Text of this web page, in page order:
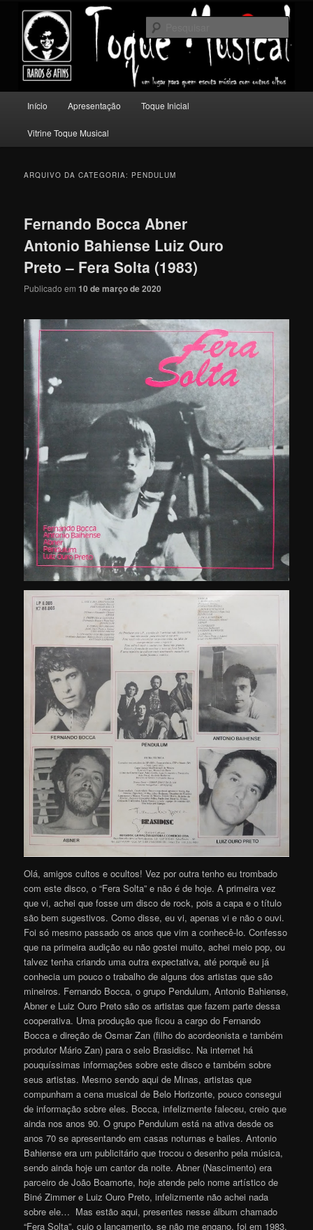
conteúdo
principal
conteúdo
secundário
Toque Musical
Um lugar para quem escuta música com outros olhos.
principal
Início Apresentação Toque Inicial
Vitrine Toque Musical
ARQUIVO DA CATEGORIA: PENDULUM
Fernando Bocca Abner
Antonio Bahiense Luiz Ouro
Preto – Fera Solta (1983)
Publicado em10 de março de 2020
Olá, amigos cultos e ocultos! Vez por outra tenho eu trombado
com este disco, o “Fera Solta” e não é de hoje. A primeira vez
que vi, achei que fosse um disco de rock, pois a capa e o título
são bem sugestivos. Como disse, eu vi, apenas vi e não o ouvi.
Foi só mesmo passado os anos que vim a conhecê-lo. Confesso
que na primeira audição eu não gostei muito, achei meio pop, ou
talvez tenha criando uma outra expectativa, até porquê eu já
conhecia um pouco o trabalho de alguns dos artistas que são
mineiros. Fernando Bocca, o grupo Pendulum, Antonio Bahiense,
Abner e Luiz Ouro Preto são os artistas que fazem parte dessa
cooperativa. Uma produção que ficou a cargo do Fernando
Bocca e direção de Osmar Zan (filho do acordeonista e também
produtor Mário Zan) para o selo Brasidisc. Na internet há
pouquíssimas informações sobre este disco e também sobre
seus artistas. Mesmo sendo aqui de Minas, artistas que
compunham a cena musical de Belo Horizonte, pouco consegui
de informação sobre eles. Bocca, infelizmente faleceu, creio que
ainda nos anos 90. O grupo Pendulum está na ativa desde os
anos 70 se apresentando em casas noturnas e bailes. Antonio
Bahiense era um publicitário que trocou o desenho pela música,
sendo ainda hoje um cantor da noite. Abner (Nascimento) era
parceiro de João Boamorte, hoje atende pelo nome artístico de
Biné Zimmer e Luiz Ouro Preto, infelizmente não achei nada
sobre ele… Mas estão aqui, presentes nesse álbum chamado
“Fera Solta”, cujo o lançamento, se não me engano, foi em 1983.